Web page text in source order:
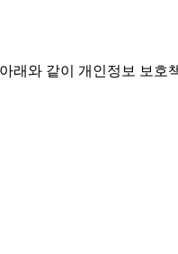
래와 같이 개인정보 보호